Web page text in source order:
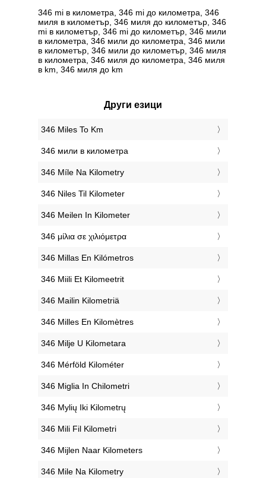
346 mi в километра, 346 mi до километра, 346
миля в километър, 346 миля до километър, 346
mi в километър, 346 mi до километър, 346 мили
в километра, 346 мили до километра, 346 мили
в километър, 346 мили до километър, 346 миля
в километра, 346 миля до километра, 346 миля
в km, 346 миля до km
Други езици
‎346 Miles To Km
‎346 мили в километра
‎346 Míle Na Kilometry
‎346 Niles Til Kilometer
‎346 Meilen In Kilometer
‎346 μίλια σε χιλιόμετρα
‎346 Millas En Kilómetros
‎346 Miili Et Kilomeetrit
‎346 Mailin Kilometriä
‎346 Milles En Kilomètres
‎346 Milje U Kilometara
‎346 Mérföld Kilométer
‎346 Miglia In Chilometri
‎346 Mylių Iki Kilometrų
‎346 Mili Fil Kilometri
‎346 Mijlen Naar Kilometers
‎346 Mile Na Kilometry